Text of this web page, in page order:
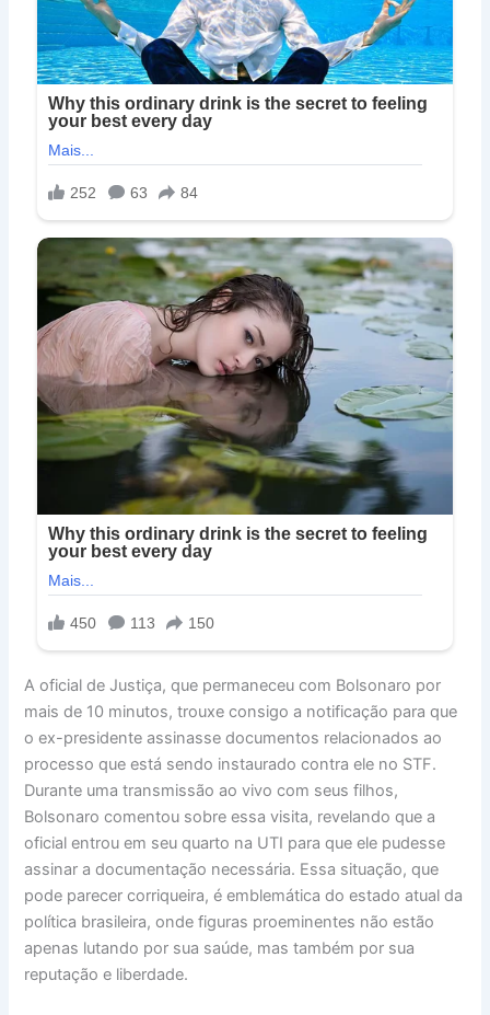
A oficial de Justiça, que permaneceu com Bolsonaro por
mais de 10 minutos, trouxe consigo a notificação para que
o ex-presidente assinasse documentos relacionados ao
processo que está sendo instaurado contra ele no STF.
Durante uma transmissão ao vivo com seus filhos,
Bolsonaro comentou sobre essa visita, revelando que a
oficial entrou em seu quarto na UTI para que ele pudesse
assinar a documentação necessária. Essa situação, que
pode parecer corriqueira, é emblemática do estado atual da
política brasileira, onde figuras proeminentes não estão
apenas lutando por sua saúde, mas também por sua
reputação e liberdade.